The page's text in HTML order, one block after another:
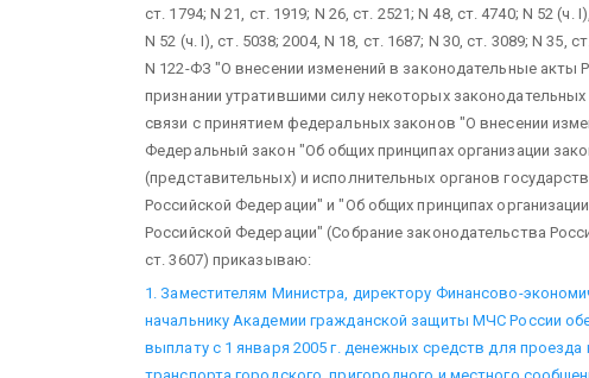
ст. 1794; N 21, ст. 1919; N 26, ст. 2521; N 48, ст. 4740; N 52 (ч.
N 52 (ч. I), ст. 5038; 2004, N 18, ст. 1687; N 30, ст. 3089; N 35,
N 122-ФЗ "О внесении изменений в законодательные акты
признании утратившими силу некоторых
связи с принятием федеральных законов "О внесении
Федеральный закон "Об общих принципах организации
(представительных) и исполнительных органов
Российской Федерации" и "Об общих принципах
Российской Федерации" (Собрание законодательства
ст. 3607) приказываю:
1. Заместителям Министра, директору Финансово-
начальнику Академии гражданской защиты МЧС России
выплату с 1 января 2005 г. денежных средств для проезда